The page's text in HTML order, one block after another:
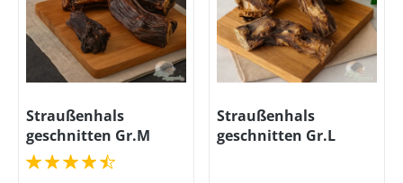
Straußenhals
geschnitten Gr.M
Straußenhals
geschnitten Gr.L